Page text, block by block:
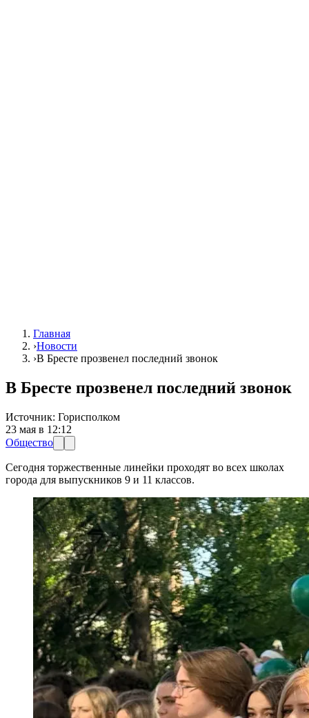
Главная
›Новости
›В Бресте прозвенел последний звонок
В Бресте прозвенел последний звонок
Источник: Горисполком
23 мая в 12:12
Общество
Сегодня торжественные линейки проходят во всех школах
города для выпускников 9 и 11 классов.